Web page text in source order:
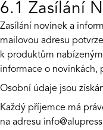
6.1 Zasílání
Zasílání novinek a
mailovou adresu
k produktům nabízeným
informace o novinkách,
Osobní údaje jsou
Každý příjemce má
na adresu